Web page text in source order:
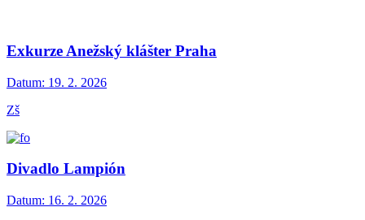
Exkurze Anežský klášter Praha
Datum: 19. 2. 2026
Zš
Divadlo Lampión
Datum: 16. 2. 2026